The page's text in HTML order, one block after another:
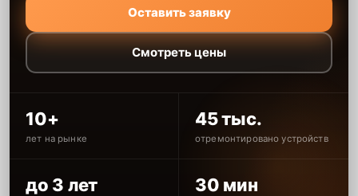
Оставить заявку
Смотреть цены
10+
лет на рынке
45 тыс.
отремонтировано устройств
до 3 лет 30 мин